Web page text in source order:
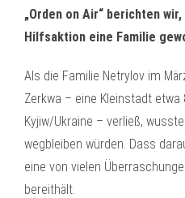
„Orden on Air“ berichten
Hilfsaktion eine Familie
Als die Familie Netrylov im
Zerkwa – eine Kleinstadt
Kyjiw/Ukraine – verließ,
wegbleiben würden. Dass
eine von vielen
bereithält.